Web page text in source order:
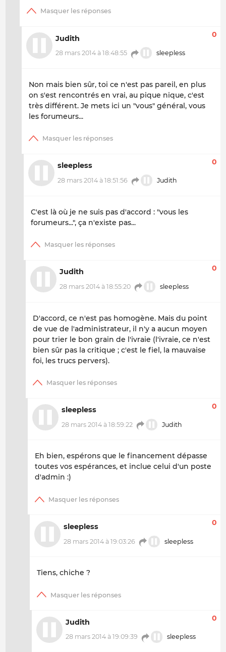
Judith
28 mars 2014 à 18:48:55 sleepless
0
Non mais bien sûr, toi ce n'est pas pareil, en plus
on s'est rencontrés en vrai, au pique nique, c'est
très différent. Je mets ici un "vous" général, vous
les forumeurs...
sleepless
28 mars 2014 à 18:51:56 Judith
0
C'est là où je ne suis pas d'accord : "vous les
forumeurs...", ça n'existe pas...
Judith
28 mars 2014 à 18:55:20 sleepless
0
D'accord, ce n'est pas homogène. Mais du point
de vue de l'administrateur, il n'y a aucun moyen
pour trier le bon grain de l'ivraie (l'ivraie, ce n'est
bien sûr pas la critique ; c'est le fiel, la mauvaise
foi, les trucs pervers).
sleepless
28 mars 2014 à 18:59:22 Judith
0
Eh bien, espérons que le financement dépasse
toutes vos espérances, et inclue celui d'un poste
d'admin :)
sleepless
28 mars 2014 à 19:03:26 sleepless
0
Tiens, chiche ?
Judith
28 mars 2014 à 19:09:39 sleepless
0